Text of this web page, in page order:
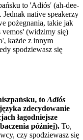
to 'Adiós' (ah-dee-
native speakerzy
pożegnania, takie jak
vemos' (widzimy się)
każde z innym
spodziewasz się
toAdiós
zdecydowanie
łagodniejsze
później). To,
czy spodziewasz się